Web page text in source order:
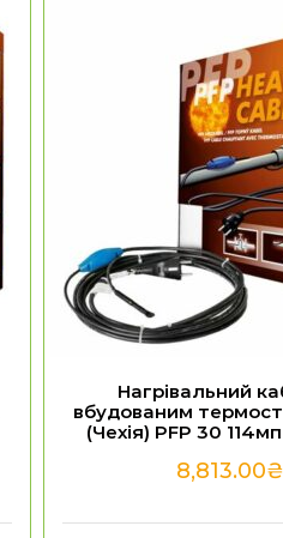
Нагрівальний
вбудованим
(Чехія) PFP 30
8,813.00₴